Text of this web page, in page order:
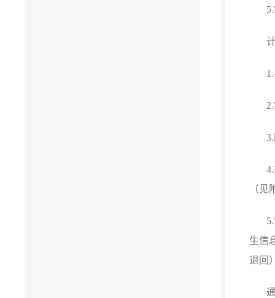
5.
1.
2.
3.
4.
（见
5.
生信
退回